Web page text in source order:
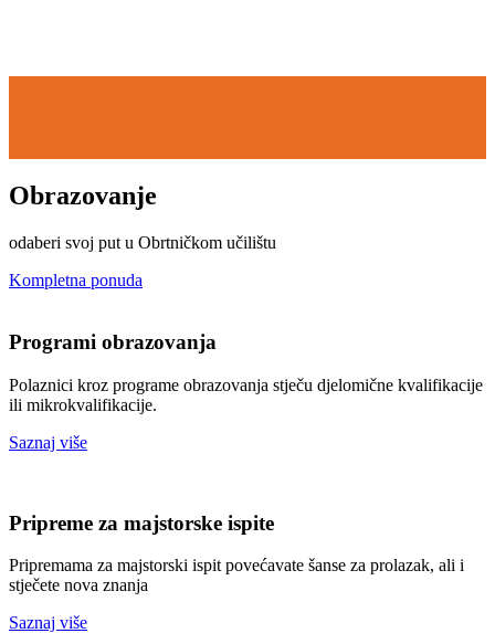
Obrazovanje
odaberi svoj put u Obrtničkom učilištu
Kompletna ponuda
Programi obrazovanja
Polaznici kroz programe obrazovanja stječu djelomične kvalifikacije
ili mikrokvalifikacije.
Saznaj više
Pripreme za majstorske ispite
Pripremama za majstorski ispit povećavate šanse za prolazak, ali i
stječete nova znanja
Saznaj više